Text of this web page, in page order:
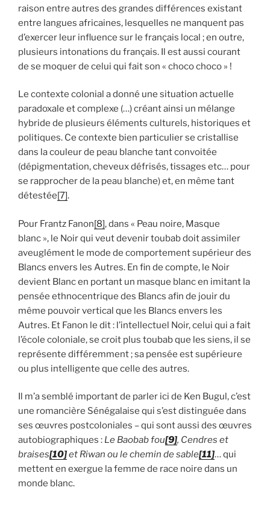
raison entre autres des grandes différences existant
entre langues africaines, lesquelles ne manquent pas
d’exercer leur influence sur le français local ; en outre,
plusieurs intonations du français. Il est aussi courant
de se moquer de celui qui fait son « choco choco » !
Le contexte colonial a donné une situation actuelle
paradoxale et complexe (…) créant ainsi un mélange
hybride de plusieurs éléments culturels, historiques et
politiques. Ce contexte bien particulier se cristallise
dans la couleur de peau blanche tant convoitée
(dépigmentation, cheveux défrisés, tissages etc… pour
se rapprocher de la peau blanche) et, en même tant
détestée[7].
Pour Frantz Fanon[8], dans « Peau noire, Masque
blanc », le Noir qui veut devenir toubab doit assimiler
aveuglément le mode de comportement supérieur des
Blancs envers les Autres. En fin de compte, le Noir
devient Blanc en portant un masque blanc en imitant la
pensée ethnocentrique des Blancs afin de jouir du
même pouvoir vertical que les Blancs envers les
Autres. Et Fanon le dit : l’intellectuel Noir, celui qui a fait
l’école coloniale, se croit plus toubab que les siens, il se
représente différemment ; sa pensée est supérieure
ou plus intelligente que celle des autres.
Il m’a semblé important de parler ici de Ken Bugul, c’est
une romancière Sénégalaise qui s’est distinguée dans
ses œuvres postcoloniales – qui sont aussi des œuvres
autobiographiques : Le Baobab fou[9], Cendres et
braises[10]et Riwan ou le chemin de sable[11]… qui
mettent en exergue la femme de race noire dans un
monde blanc.